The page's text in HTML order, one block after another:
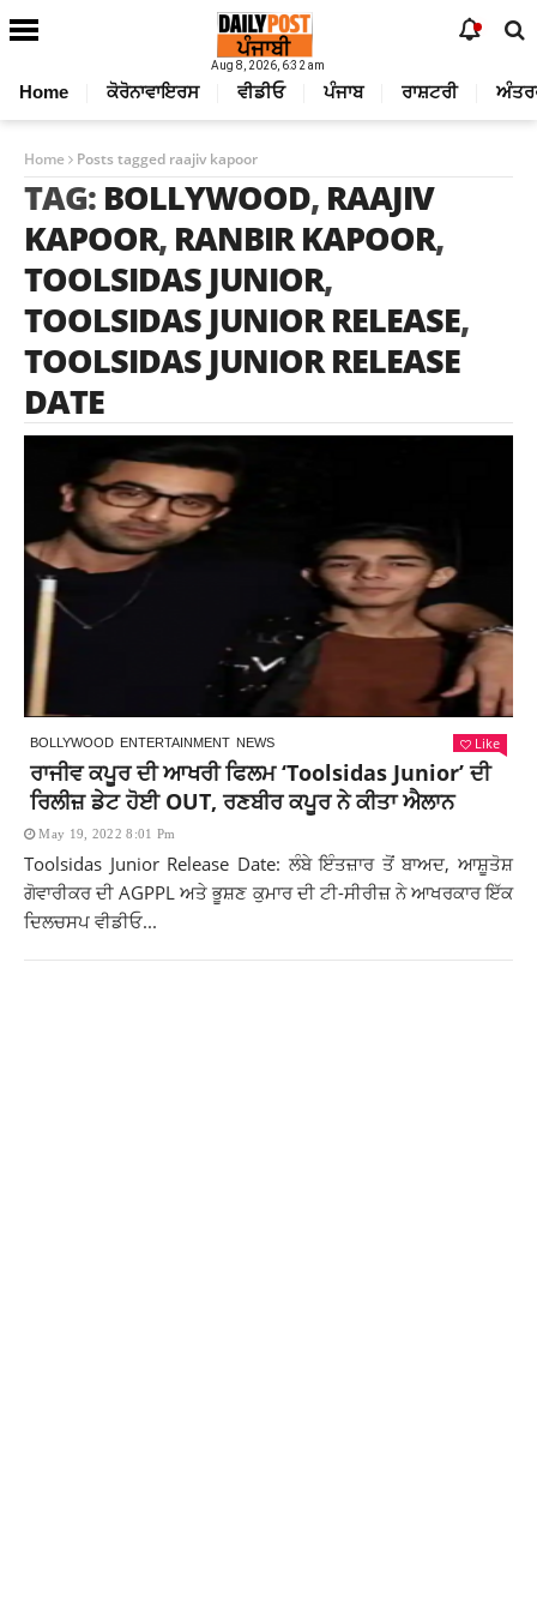
Aug 8, 2026, 6:32 am
Home ਕੋਰੋਨਾਵਾਇਰਸ ਵੀਡੀਓ ਪੰਜਾਬ ਰਾਸ਼ਟਰੀ
Home Posts tagged raajiv kapoor
TAG: BOLLYWOOD, RAAJIV
KAPOOR, RANBIR KAPOOR,
TOOLSIDAS JUNIOR,
TOOLSIDAS JUNIOR RELEASE,
TOOLSIDAS JUNIOR RELEASE
DATE
BOLLYWOOD ENTERTAINMENT NEWS Like
ਰਾਜੀਵ ਕਪੂਰ ਦੀ ਆਖਰੀ ਫਿਲਮ ‘Toolsidas Junior’ ਦੀ
ਰਿਲੀਜ਼ ਡੇਟ ਹੋਈ OUT, ਰਣਬੀਰ ਕਪੂਰ ਨੇ ਕੀਤਾ ਐਲਾਨ
May 19, 2022 8:01 Pm
Toolsidas Junior Release Date: ਲੰਬੇ ਇੰਤਜ਼ਾਰ ਤੋਂ ਬਾਅਦ, ਆਸ਼ੂਤੋਸ਼
ਗੋਵਾਰੀਕਰ ਦੀ AGPPL ਅਤੇ ਭੂਸ਼ਣ ਕੁਮਾਰ ਦੀ ਟੀ-ਸੀਰੀਜ਼ ਨੇ ਆਖਰਕਾਰ ਇੱਕ
ਦਿਲਚਸਪ ਵੀਡੀਓ...